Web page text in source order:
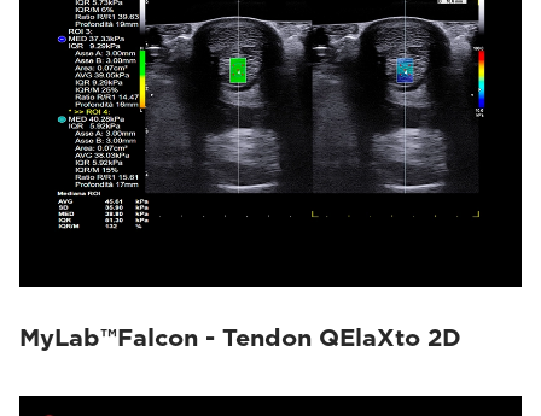
MyLab™Falcon - Tendon QElaXto 2D